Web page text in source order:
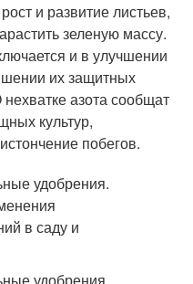
и развитие листьев,
зеленую массу.
и в улучшении
их защитных
азота сообщат
культур,
побегов.